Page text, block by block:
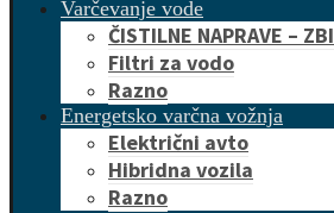
Varčevanje vode
ČISTILNE NAPRAVE –
Filtri za vodo
Razno
Energetsko varčna vožnja
Električni avto
Hibridna vozila
Razno